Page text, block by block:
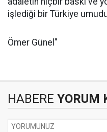
işlediği bir Türkiye
Ömer Günel"
HABERE YORUM